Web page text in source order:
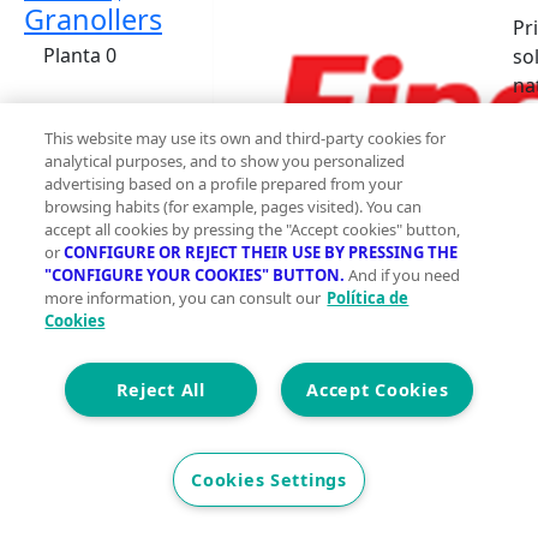
Granollers
Planta 0
1128 m 2
0
3
This website may use its own and third-party cookies for
analytical purposes, and to show you personalized
advertising based on a profile prepared from your
browsing habits (for example, pages visited). You can
accept all cookies by pressing the "Accept cookies" button,
orCONFIGURE OR REJECT THEIR USE BY PRESSING THE
"CONFIGURE YOUR COOKIES" BUTTON. And if you need
more information, you can consult our Política de
Cookies
Accept Cookies
Reject All
Cookies Settings